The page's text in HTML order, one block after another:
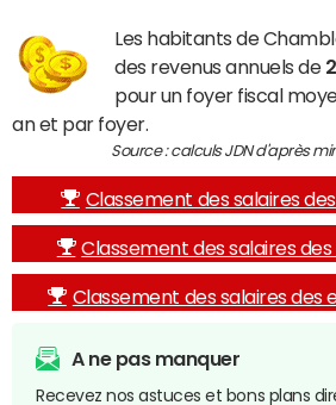
Les habitants de
des revenus annuels de
pour un foyer fiscal
an et par foyer.
Source : calculs JDN d'après
Classement des salaires
Classement des salaires
Classement des salaires des
A ne pas manquer
Recevez nos astuces et bons plans